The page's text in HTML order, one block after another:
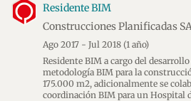
Residente BIM
Construcciones Planificadas
Ago 2017 - Jul 2018 (1 año)
Residente BIM a cargo del
metodología BIM para la
175.000 m2, adicionalmente se
coordinación BIM para un Hospital